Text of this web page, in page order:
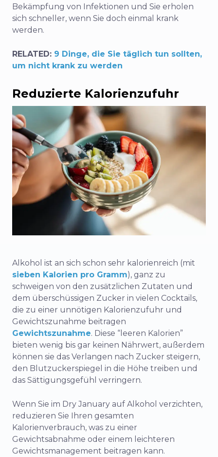
Bekämpfung von Infektionen und Sie erholen
sich schneller, wenn Sie doch einmal krank
werden.
RELATED: 9 Dinge, die Sie täglich tun sollten,
um nicht krank zu werden
Reduzierte Kalorienzufuhr
Alkohol ist an sich schon sehr kalorienreich (mit
sieben Kalorien pro Gramm), ganz zu
schweigen von den zusätzlichen Zutaten und
dem überschüssigen Zucker in vielen Cocktails,
die zu einer unnötigen Kalorienzufuhr und
Gewichtszunahme beitragen
Gewichtszunahme. Diese “leeren Kalorien”
bieten wenig bis gar keinen Nährwert, außerdem
können sie das Verlangen nach Zucker steigern,
den Blutzuckerspiegel in die Höhe treiben und
das Sättigungsgefühl verringern.
Wenn Sie im Dry January auf Alkohol verzichten,
reduzieren Sie Ihren gesamten
Kalorienverbrauch, was zu einer
Gewichtsabnahme oder einem leichteren
Gewichtsmanagement beitragen kann.